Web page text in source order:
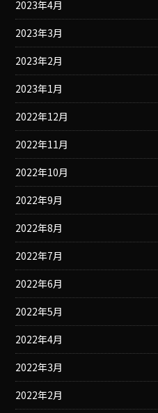
2023年4月
2023年3月
2023年2月
2023年1月
2022年12月
2022年11月
2022年10月
2022年9月
2022年8月
2022年7月
2022年6月
2022年5月
2022年4月
2022年3月
2022年2月